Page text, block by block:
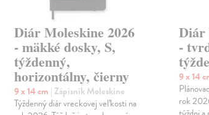
Diár Moleskine 2026
- mäkké dosky, S,
týždenný,
horizontálny, čierny
9 x 14 cm | Zápisník Moleskine
Týždenný diár vreckovej veľkosti na
Diár
-
9 x 14
rok